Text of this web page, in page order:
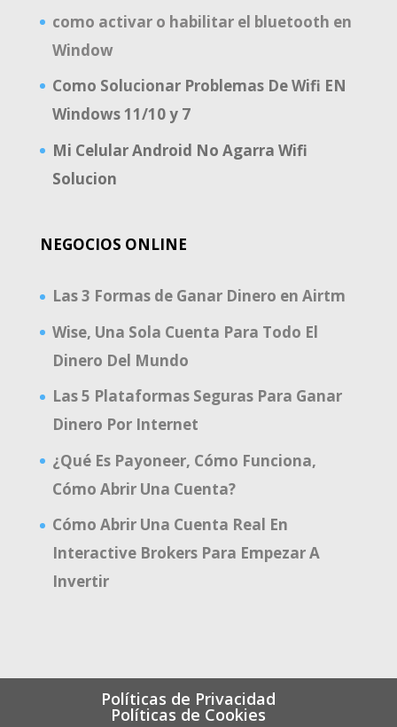
como activar o habilitar el bluetooth en
Window
Como Solucionar Problemas De Wifi EN
Windows 11/10 y 7
Mi Celular Android No Agarra Wifi
Solucion
NEGOCIOS ONLINE
Las 3 Formas de Ganar Dinero en Airtm
Wise, Una Sola Cuenta Para Todo El
Dinero Del Mundo
Las 5 Plataformas Seguras Para Ganar
Dinero Por Internet
¿Qué Es Payoneer, Cómo Funciona,
Cómo Abrir Una Cuenta?
Cómo Abrir Una Cuenta Real En
Interactive Brokers Para Empezar A
Invertir
Políticas de Privacidad
Políticas de Cookies